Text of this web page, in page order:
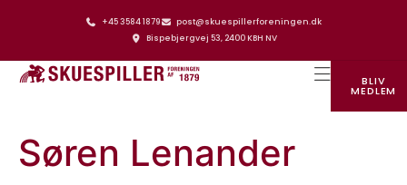
+45 3584 1879
post@skuespillerforeningen.dk
Bispebjergvej 53, 2400 KBH NV
BLIV
MEDLEM
Søren Lenander